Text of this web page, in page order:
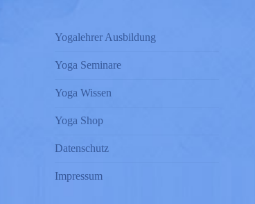
Yogalehrer Ausbildung
Yoga Seminare
Yoga Wissen
Yoga Shop
Datenschutz
Impressum